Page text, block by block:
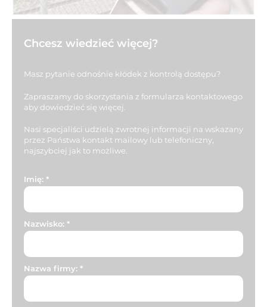
Chcesz wiedzieć więcej?
Masz pytanie odnośnie kłódek z kontrolą dostępu?
Zapraszamy do skorzystania z formularza kontaktowego
aby dowiedzieć się więcej.
Nasi specjaliści udzielą zwrotnej informacji na wskazany
przez Państwa kontakt mailowy lub telefoniczny,
najszybciej jak to możliwe.
Imię: *
Nazwisko: *
Nazwa firmy: *